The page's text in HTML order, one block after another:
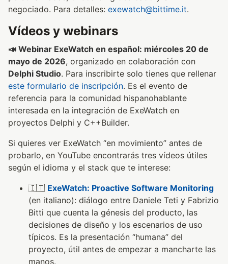
negociado. Para detalles: exewatch@bittime.it.
Vídeos y webinars
📣 Webinar ExeWatch en español: miércoles 20 de
mayo de 2026, organizado en colaboración con
Delphi Studio. Para inscribirte solo tienes que rellenar
este formulario de inscripción. Es el evento de
referencia para la comunidad hispanohablante
interesada en la integración de ExeWatch en
proyectos Delphi y C++Builder.
Si quieres ver ExeWatch “en movimiento” antes de
probarlo, en YouTube encontrarás tres vídeos útiles
según el idioma y el stack que te interese:
🇮🇹 ExeWatch: Proactive Software Monitoring
(en italiano): diálogo entre Daniele Teti y Fabrizio
Bitti que cuenta la génesis del producto, las
decisiones de diseño y los escenarios de uso
típicos. Es la presentación “humana” del
proyecto, útil antes de empezar a mancharte las
manos.